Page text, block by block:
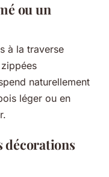
ou un
à la traverse
naturellement
léger ou en
décorations